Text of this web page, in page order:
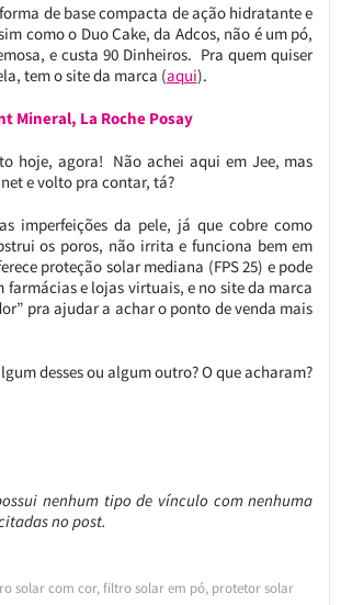
de base compacta de ação hidratante e
como o Duo Cake, da Adcos, não é um pó,
e custa 90 Dinheiros. Pra quem quiser
tem o site da marca (aqui).
Mineral, La Roche Posay
hoje, agora! Não achei aqui em Jee, mas
e volto pra contar, tá?
imperfeições da pele, já que cobre como
os poros, não irrita e funciona bem em
proteção solar mediana (FPS 25) e pode
farmácias e lojas virtuais, e no site da marca
pra ajudar a achar o ponto de venda mais
desses ou algum outro? O que acharam?
nenhum tipo de vínculo com nenhuma
no post.
solar com cor,filtro solar em pó, protetor solar